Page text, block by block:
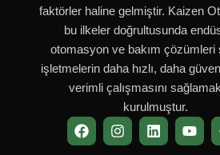
faktörler haline gelmiştir. Kaizen
bu ilkeler doğrultusunda
otomasyon ve bakım çözümleri
işletmelerin daha hızlı, daha
verimli çalışmasını
kurulmuştur.